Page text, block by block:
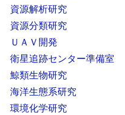
資源解析研究
資源分類研究
ＵＡＶ開発
衛星追跡センター準備室
鯨類生物研究
海洋生態系研究
環境化学研究